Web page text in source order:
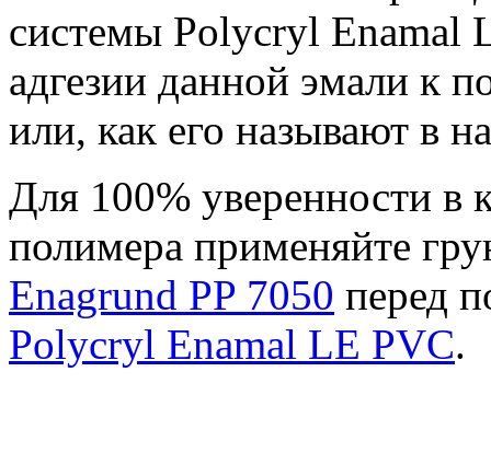
системы Polycryl Enamal
адгезии данной эмали к
или, как его называют в
Для 100% уверенности в
полимера применяйте
Enagrund PP 7050 перед
Polycryl Enamal LE PVC.